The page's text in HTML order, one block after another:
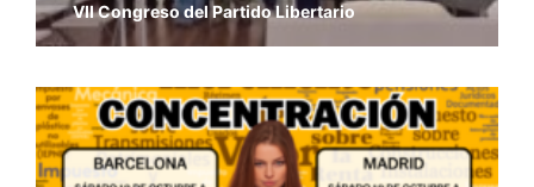
VII Congreso del Partido Libertario